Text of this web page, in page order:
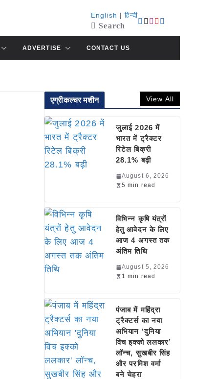
English | हिन्दी
Search
ADVERTISE CONTACT US
एग्रीकल्चर मशीन View All
जुलाई 2026 में
भारत में ट्रैक्टर
रिटेल बिक्री
28.1% बढ़ी
August 6, 2026
5 min read
विभिन्न कृषि यंत्रों
हेतु आवेदन के लिए
आज 4 अगस्त तक
अंतिम तिथि
August 5, 2026
1 min read
पंजाब में महिंद्रा
ट्रैक्टर्स का नया
अभियान ‘दुनिया
विच इक्को ललकार’
लॉन्च, सुखबीर सिंह
और परमिश वर्मा
बने चेहरा